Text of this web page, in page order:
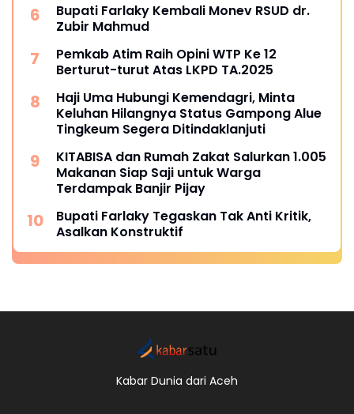
Bupati Farlaky Kembali Monev RSUD dr.
Zubir Mahmud
Pemkab Atim Raih Opini WTP Ke 12
Berturut-turut Atas LKPD TA.2025
Haji Uma Hubungi Kemendagri, Minta
Keluhan Hilangnya Status Gampong Alue
Tingkeum Segera Ditindaklanjuti
KITABISA dan Rumah Zakat Salurkan 1.005
Makanan Siap Saji untuk Warga
Terdampak Banjir Pijay
Bupati Farlaky Tegaskan Tak Anti Kritik,
Asalkan Konstruktif
Kabar Dunia dari Aceh